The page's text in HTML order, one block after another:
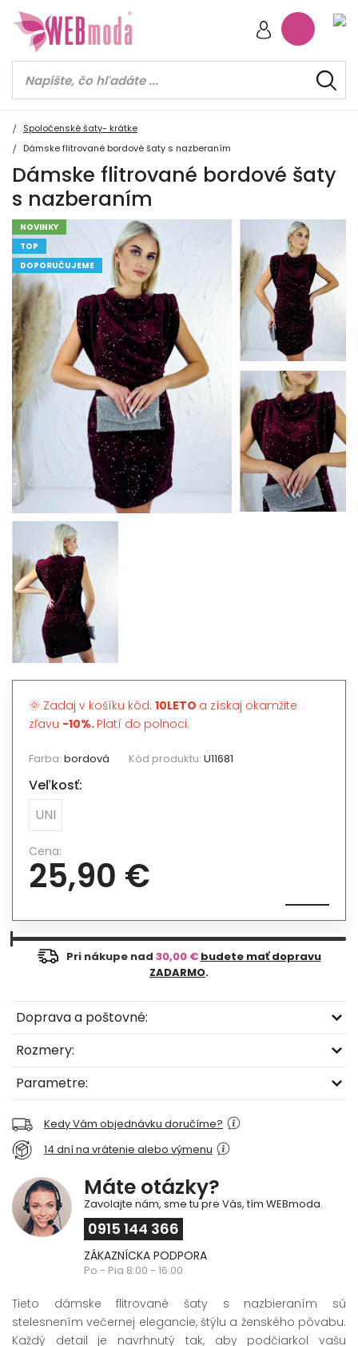
Spoločenské šaty- krátke
Dámske flitrované bordové šaty s nazberaním
Dámske flitrované bordové šaty
s nazberaním
NOVINKY
TOP
DOPORUČUJEME
🌞 Zadaj v košíku kód: 10LETO a získaj okamžite
zľavu -10%. Platí do polnoci.
Farba: bordová Kód produktu: U11681
Veľkosť:
UNI
Cena:
25,90 €
Pri nákupe nad 30,00 € budete mať dopravu
ZADARMO.
Doprava a poštovné:
Rozmery:
Parametre:
Kedy Vám objednávku doručíme?
14 dní na vrátenie alebo výmenu
Máte otázky?
Zavolajte nám, sme tu pre Vás, tím WEBmoda.
0915 144 366
ZÁKAZNÍCKA PODPORA
Po - Pia 8:00 - 16:00
Tieto dámske flitrované šaty s nazbieraním sú
stelesnením večernej elegancie, štýlu a ženského pôvabu.
Každý detail je navrhnutý tak, aby podčiarkol vašu